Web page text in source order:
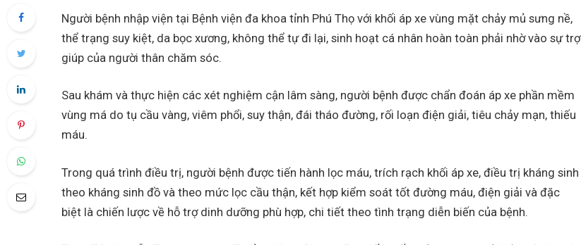
Người bệnh nhập viện tại Bệnh viện đa khoa tỉnh Phú Thọ với khối áp xe vùng mặt chảy mủ sưng nề,
thể trạng suy kiệt, da bọc xương, không thể tự đi lại, sinh hoạt cá nhân hoàn toàn phải nhờ vào sự trợ
giúp của người thân chăm sóc.
Sau khám và thực hiện các xét nghiệm cận lâm sàng, người bệnh được chẩn đoán áp xe phần mềm
vùng má do tụ cầu vàng, viêm phổi, suy thận, đái tháo đường, rối loạn điện giải, tiêu chảy mạn, thiếu
máu.
Trong quá trình điều trị, người bệnh được tiến hành lọc máu, trích rạch khối áp xe, điều trị kháng sinh
theo kháng sinh đồ và theo mức lọc cầu thận, kết hợp kiểm soát tốt đường máu, điện giải và đặc
biệt là chiến lược về hỗ trợ dinh dưỡng phù hợp, chi tiết theo tình trạng diễn biến của bệnh.